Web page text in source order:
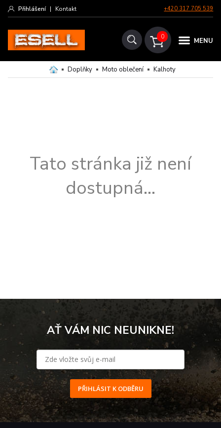
+420 317 705 539
Přihlášení | Kontakt
MENU
0
Doplňky Moto oblečení Kalhoty
Tato stránka již není
dostupná...
AŤ VÁM NIC NEUNIKNE!
PŘIHLÁSIT K ODBĚRU